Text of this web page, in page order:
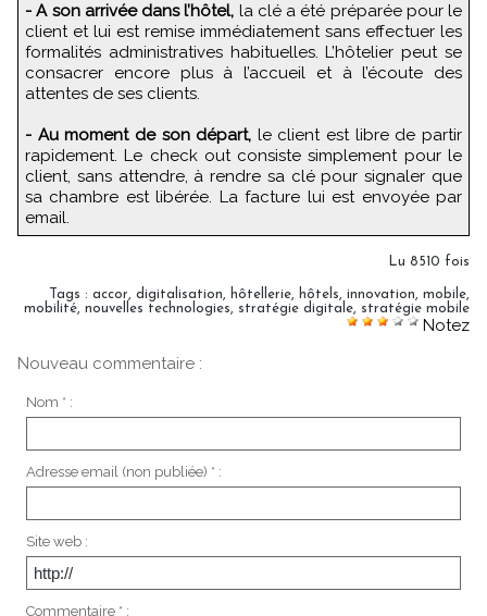
- A son arrivée dans l’hôtel, la clé a été préparée pour le
client et lui est remise immédiatement sans effectuer les
formalités administratives habituelles. L’hôtelier peut se
consacrer encore plus à l’accueil et à l’écoute des
attentes de ses clients.
- Au moment de son départ, le client est libre de partir
rapidement. Le check out consiste simplement pour le
client, sans attendre, à rendre sa clé pour signaler que
sa chambre est libérée. La facture lui est envoyée par
email.
Lu 8510 fois
Tags : accor, digitalisation, hôtellerie, hôtels, innovation, mobile,
mobilité, nouvelles technologies, stratégie digitale, stratégie mobile
Notez
Nouveau commentaire :
Nom * :
Adresse email (non publiée) * :
Site web :
Commentaire * :